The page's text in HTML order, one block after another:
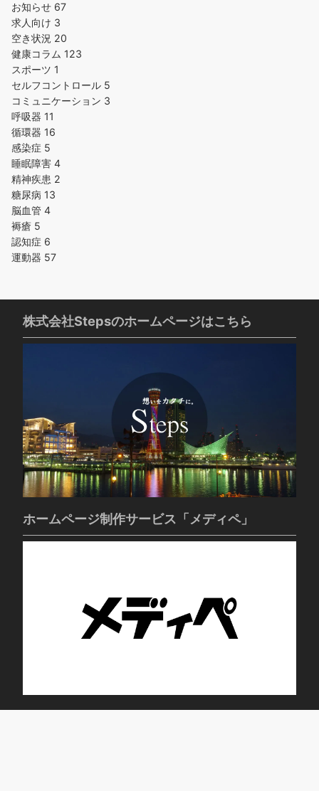
お知らせ 67
求人向け 3
空き状況 20
健康コラム 123
スポーツ 1
セルフコントロール 5
コミュニケーション 3
呼吸器 11
循環器 16
感染症 5
睡眠障害 4
精神疾患 2
糖尿病 13
脳血管 4
褥瘡 5
認知症 6
運動器 57
株式会社Stepsのホームページはこちら
ホームページ制作サービス「メディペ」